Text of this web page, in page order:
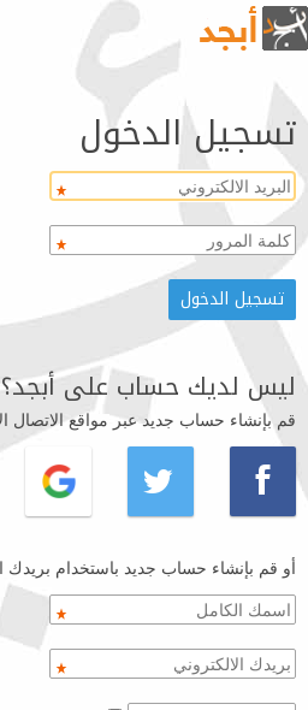
تسجيل الدخول
ليس لديك حساب على أبجد؟
قم بإنشاء حساب جديد عبر مواقع الاتصال
أو قم بإنشاء حساب جديد باستخدام بريدك